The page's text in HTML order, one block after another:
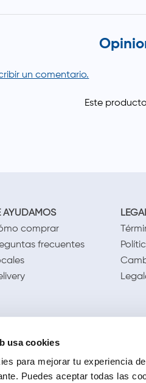
usa cookies
para mejorar tu experiencia
Puedes aceptar todas las
un comentario.
AYUDAMOS
comprar
frecuentes